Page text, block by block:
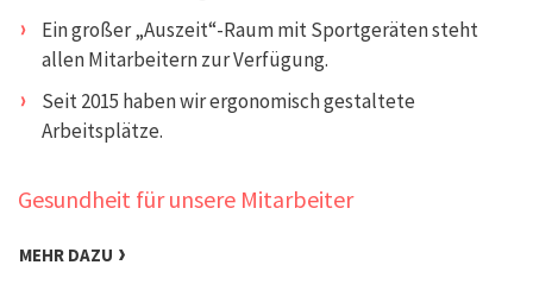
Ein großer „Auszeit“-Raum mit Sportgeräten steht
allen Mitarbeitern zur Verfügung.
Seit 2015 haben wir ergonomisch gestaltete
Arbeitsplätze.
Gesundheit für unsere Mitarbeiter
MEHR DAZU